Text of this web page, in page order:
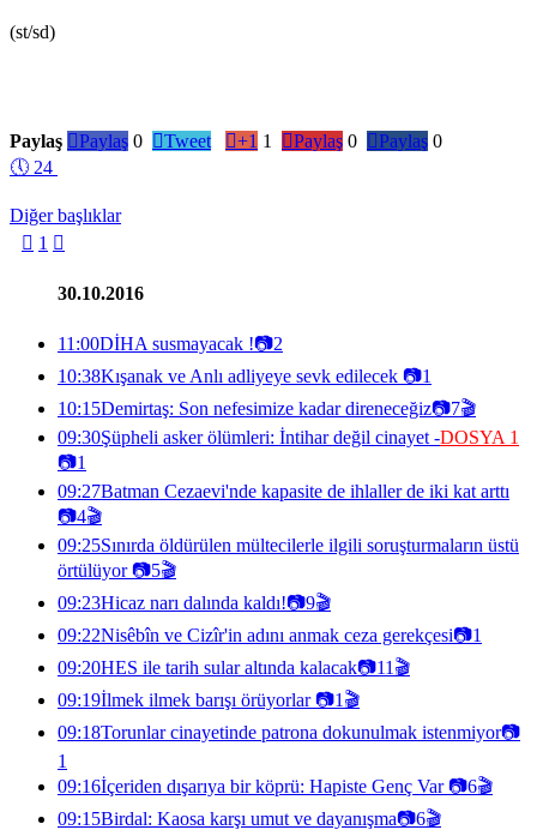
(st/sd)
Paylaş Paylaş 0 Tweet +1 1 Paylaş 0 Paylaş 0
🕔 24
Diğer başlıklar
 1 
30.10.2016
11:00DİHA susmayacak !📷2
10:38Kışanak ve Anlı adliyeye sevk edilecek 📷1
10:15Demirtaş: Son nefesimize kadar direneceğiz📷7🎬
09:30Şüpheli asker ölümleri: İntihar değil cinayet -DOSYA 1
📷1
09:27Batman Cezaevi'nde kapasite de ihlaller de iki kat arttı
📷4🎬
09:25Sınırda öldürülen mültecilerle ilgili soruşturmaların üstü
örtülüyor📷5🎬
09:23Hicaz narı dalında kaldı!📷9🎬
09:22Nisêbîn ve Cizîr'in adını anmak ceza gerekçesi📷1
09:20HES ile tarih sular altında kalacak📷11 🎬
09:19İlmek ilmek barışı örüyorlar📷1 🎬
09:18Torunlar cinayetinde patrona dokunulmak istenmiyor📷
1
09:16İçeriden dışarıya bir köprü: Hapiste Genç Var📷6🎬
09:15Birdal: Kaosa karşı umut ve dayanışma📷6🎬